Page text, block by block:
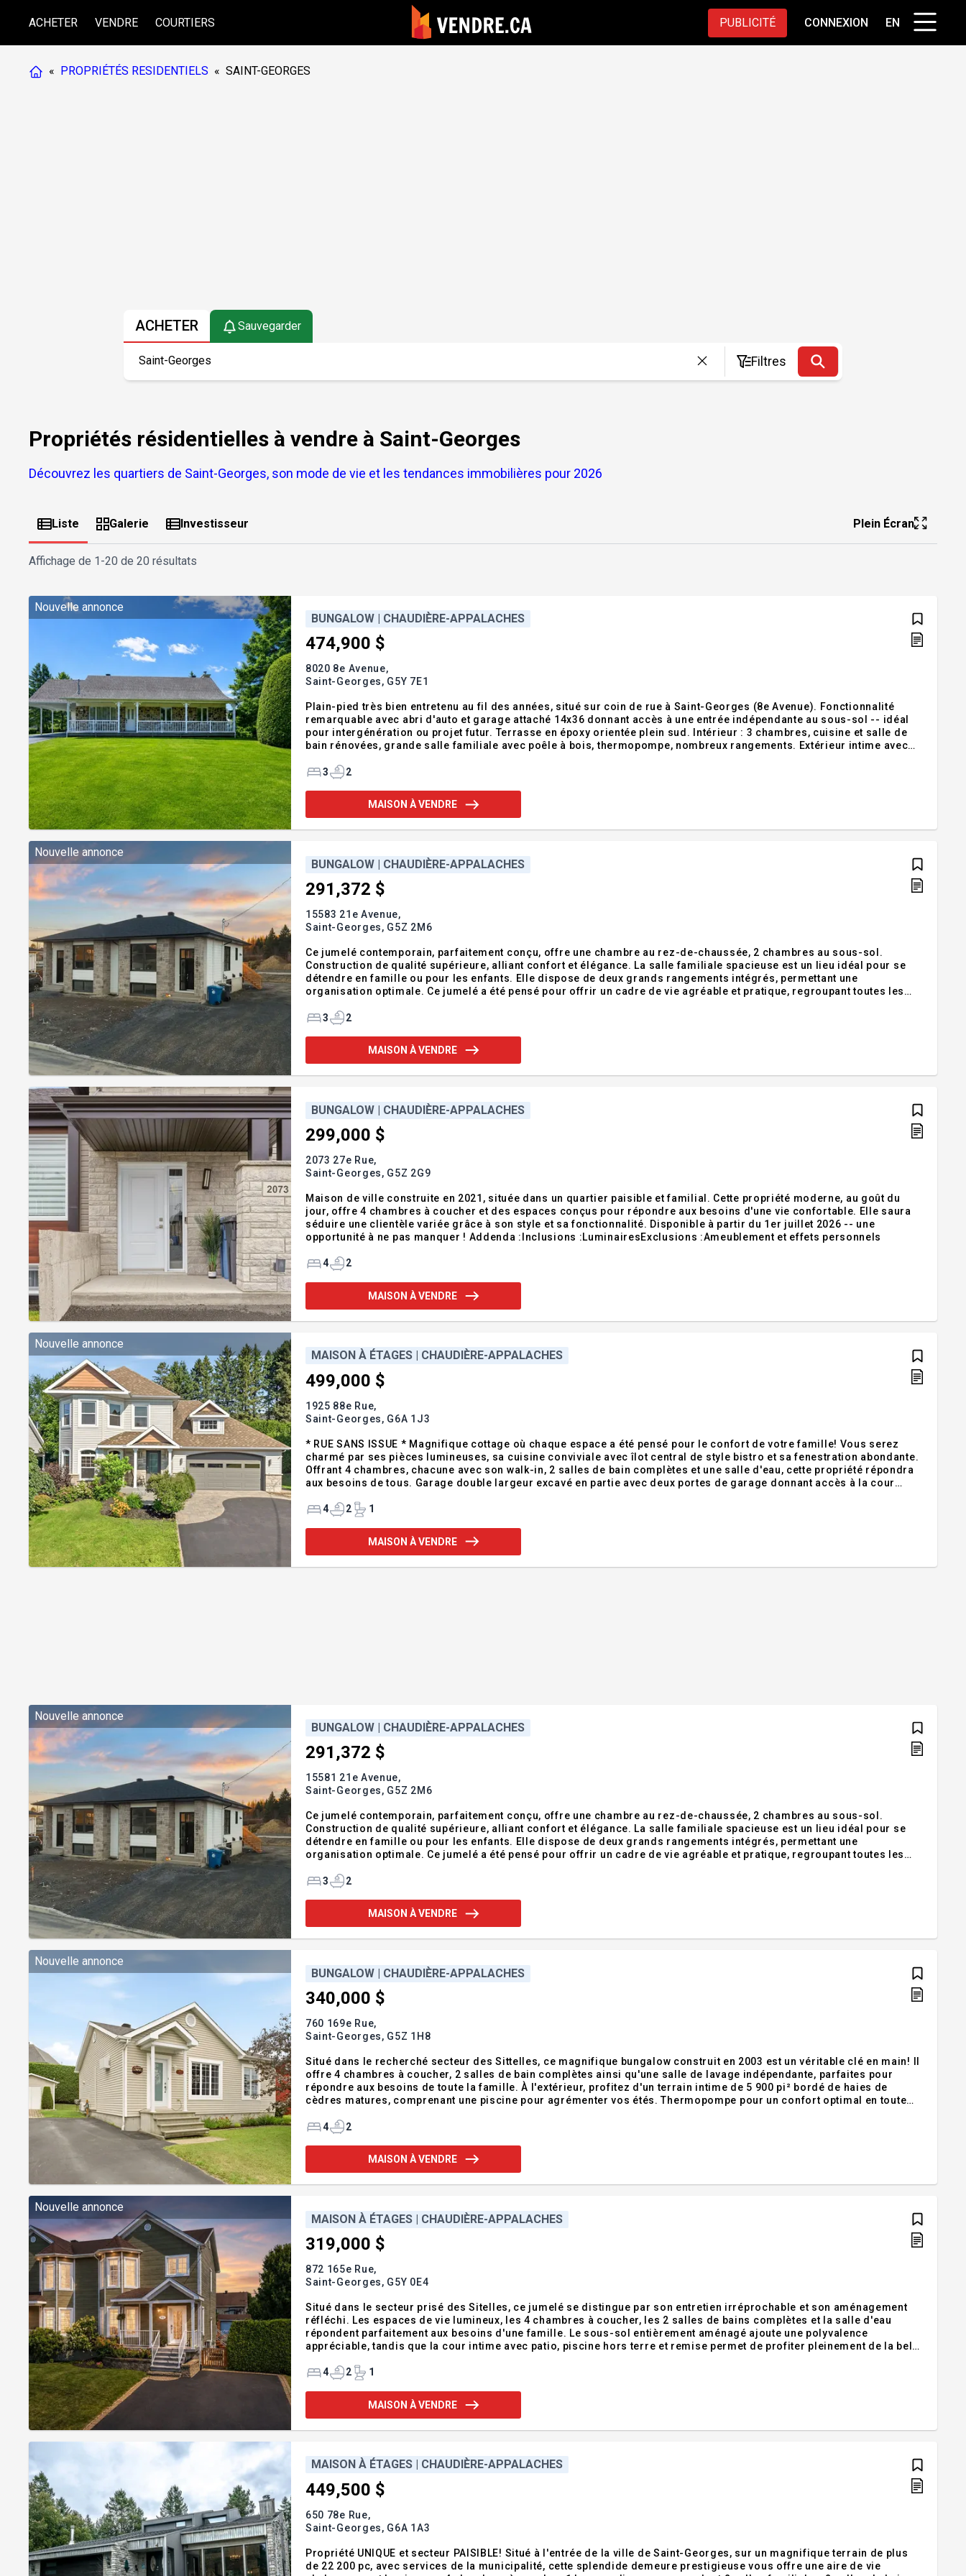
ACHETER VENDRE COURTIERS PUBLICITÉ CONNEXION EN
« PROPRIÉTÉS RESIDENTIELS « SAINT-GEORGES
ACHETER Sauvegarder
Filtres
Propriétés résidentielles à vendre à Saint-Georges
Découvrez les quartiers de Saint-Georges, son mode de vie et les tendances immobilières pour 2026
Liste Galerie Investisseur Plein Écran
Affichage de 1-20 de 20 résultats
Nouvelle annonce
BUNGALOW | CHAUDIÈRE-APPALACHES
474,900 $
8020 8e Avenue,
Saint-Georges, G5Y 7E1
Plain-pied très bien entretenu au fil des années, situé sur coin de rue à Saint-Georges (8e Avenue). Fonctionnalité
remarquable avec abri d'auto et garage attaché 14x36 donnant accès à une entrée indépendante au sous-sol -- idéal
pour intergénération ou projet futur. Terrasse en époxy orientée plein sud. Intérieur : 3 chambres, cuisine et salle de
bain rénovées, grande salle familiale avec poêle à bois, thermopompe, nombreux rangements. Extérieur intime avec
Acte et occupation
3 2
MAISON À VENDRE
Nouvelle annonce
BUNGALOW | CHAUDIÈRE-APPALACHES
291,372 $
15583 21e Avenue,
Saint-Georges, G5Z 2M6
Ce jumelé contemporain, parfaitement conçu, offre une chambre au rez-de-chaussée, 2 chambres au sous-sol.
Construction de qualité supérieure, alliant confort et élégance. La salle familiale spacieuse est un lieu idéal pour se
détendre en famille ou pour les enfants. Elle dispose de deux grands rangements intégrés, permettant une
organisation optimale. Ce jumelé a été pensé pour offrir un cadre de vie agréable et pratique, regroupant toutes les
chaleureux. Addenda :-Le prix de ven
3 2
MAISON À VENDRE
BUNGALOW | CHAUDIÈRE-APPALACHES
299,000 $
2073 27e Rue,
Saint-Georges, G5Z 2G9
Maison de ville construite en 2021, située dans un quartier paisible et familial. Cette propriété moderne, au goût du
jour, offre 4 chambres à coucher et des espaces conçus pour répondre aux besoins d'une vie confortable. Elle saura
séduire une clientèle variée grâce à son style et sa fonctionnalité. Disponible à partir du 1er juillet 2026 -- une
opportunité à ne pas manquer ! Addenda :Inclusions :LuminairesExclusions :Ameublement et effets personnels
4 2
MAISON À VENDRE
Nouvelle annonce
MAISON À ÉTAGES | CHAUDIÈRE-APPALACHES
499,000 $
1925 88e Rue,
Saint-Georges, G6A 1J3
* RUE SANS ISSUE * Magnifique cottage où chaque espace a été pensé pour le confort de votre famille! Vous serez
charmé par ses pièces lumineuses, sa cuisine conviviale avec îlot central de style bistro et sa fenestration abondante.
Offrant 4 chambres, chacune avec son walk-in, 2 salles de bain complètes et une salle d'eau, cette propriété répondra
aux besoins de tous. Garage double largeur excavé en partie avec deux portes de garage donnant accès à la cour
et 3 thermopompes
4 2 1
MAISON À VENDRE
Nouvelle annonce
BUNGALOW | CHAUDIÈRE-APPALACHES
291,372 $
15581 21e Avenue,
Saint-Georges, G5Z 2M6
Ce jumelé contemporain, parfaitement conçu, offre une chambre au rez-de-chaussée, 2 chambres au sous-sol.
Construction de qualité supérieure, alliant confort et élégance. La salle familiale spacieuse est un lieu idéal pour se
détendre en famille ou pour les enfants. Elle dispose de deux grands rangements intégrés, permettant une
organisation optimale. Ce jumelé a été pensé pour offrir un cadre de vie agréable et pratique, regroupant toutes les
chaleureux. Addenda :-Le prix de ven
3 2
MAISON À VENDRE
Nouvelle annonce
BUNGALOW | CHAUDIÈRE-APPALACHES
340,000 $
760 169e Rue,
Saint-Georges, G5Z 1H8
Situé dans le recherché secteur des Sittelles, ce magnifique bungalow construit en 2003 est un véritable clé en main! Il
offre 4 chambres à coucher, 2 salles de bain complètes ainsi qu'une salle de lavage indépendante, parfaites pour
répondre aux besoins de toute la famille. À l'extérieur, profitez d'un terrain intime de 5 900 pi² bordé de haies de
cèdres matures, comprenant une piscine pour agrémenter vos étés. Thermopompe pour un confort optimal en toute
:
4 2
MAISON À VENDRE
Nouvelle annonce
MAISON À ÉTAGES | CHAUDIÈRE-APPALACHES
319,000 $
872 165e Rue,
Saint-Georges, G5Y 0E4
Situé dans le secteur prisé des Sitelles, ce jumelé se distingue par son entretien irréprochable et son aménagement
réfléchi. Les espaces de vie lumineux, les 4 chambres à coucher, les 2 salles de bains complètes et la salle d'eau
répondent parfaitement aux besoins d'une famille. Le sous-sol entièrement aménagé ajoute une polyvalence
appréciable, tandis que la cour intime avec patio, piscine hors terre et remise permet de profiter pleinement de la belle
confort, fonctionnalité e
4 2 1
MAISON À VENDRE
MAISON À ÉTAGES | CHAUDIÈRE-APPALACHES
449,500 $
650 78e Rue,
Saint-Georges, G6A 1A3
Propriété UNIQUE et secteur PAISIBLE! Situé à l'entrée de la ville de Saint-Georges, sur un magnifique terrain de plus
de 22 200 pc, avec services de la municipalité, cette splendide demeure prestigieuse vous offre une aire de vie